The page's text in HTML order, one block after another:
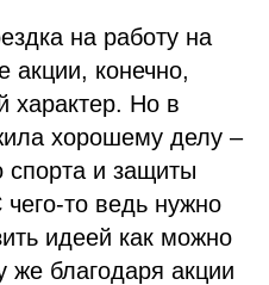
на работу на
акции, конечно,
характер. Но в
хорошему делу –
спорта и защиты
то ведь нужно
идеей как можно
благодаря акции